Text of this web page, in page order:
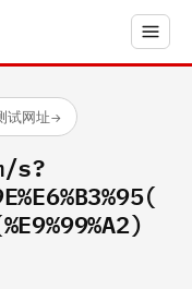
试网址→
s?